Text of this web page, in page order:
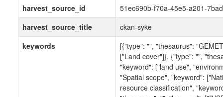
harvest_source_id
51ec690b-f70a-45e5-a201-
harvest_source_title
ckan-syke
keywords
[{"type": "", "thesaurus":
["Land cover"]}, {"type": "",
"keyword": ["land use",
"Spatial scope", "keyword":
resource classification",